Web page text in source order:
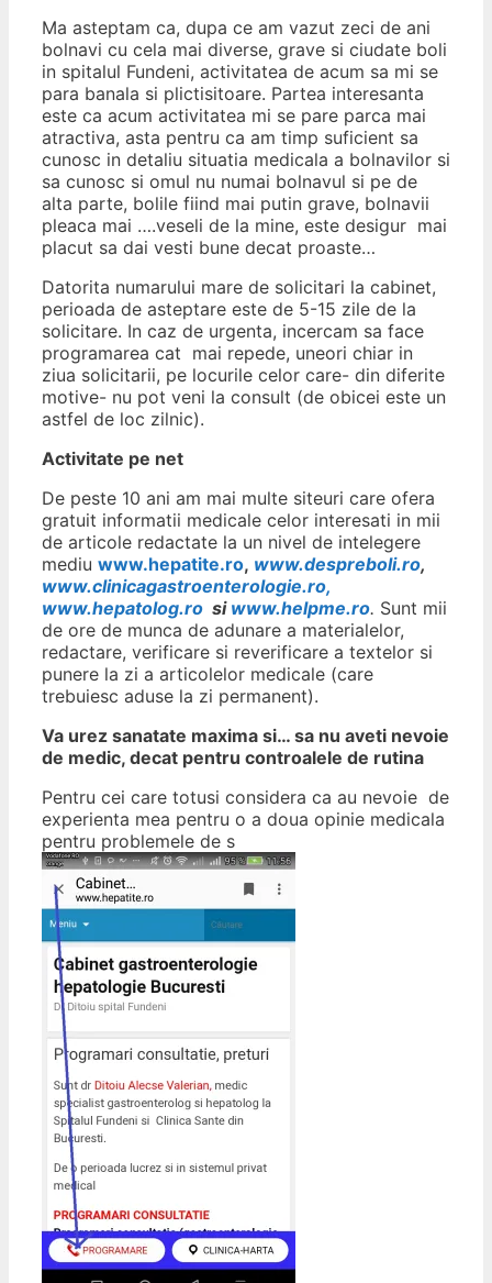
Ma asteptam ca, dupa ce am vazut zeci de ani
bolnavi cu cela mai diverse, grave si ciudate boli
in spitalul Fundeni, activitatea de acum sa mi se
para banala si plictisitoare. Partea interesanta
este ca acum activitatea mi se pare parca mai
atractiva, asta pentru ca am timp suficient sa
cunosc in detaliu situatia medicala a bolnavilor si
sa cunosc si omul nu numai bolnavul si pe de
alta parte, bolile fiind mai putin grave, bolnavii
pleaca mai ….veseli de la mine, este desigur mai
placut sa dai vesti bune decat proaste…
Datorita numarului mare de solicitari la cabinet,
perioada de asteptare este de 5-15 zile de la
solicitare. In caz de urgenta, incercam sa face
programarea cat mai repede, uneori chiar in
ziua solicitarii, pe locurile celor care- din diferite
motive- nu pot veni la consult (de obicei este un
astfel de loc zilnic).
Activitate pe net
De peste 10 ani am mai multe siteuri care ofera
gratuit informatii medicale celor interesati in mii
de articole redactate la un nivel de intelegere
mediu www.hepatite.ro, www.despreboli.ro,
www.clinicagastroenterologie.ro,
www.hepatolog.ro si www.helpme.ro. Sunt mii
de ore de munca de adunare a materialelor,
redactare, verificare si reverificare a textelor si
punere la zi a articolelor medicale (care
trebuiesc aduse la zi permanent).
Va urez sanatate maxima si… sa nu aveti nevoie
de medic, decat pentru controalele de rutina
Pentru cei care totusi considera ca au nevoie de
experienta mea pentru o a doua opinie medicala
pentru problemele de s